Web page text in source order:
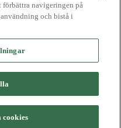
EXOGEN är registrerade
navigeringen på
och bistå i
cookies